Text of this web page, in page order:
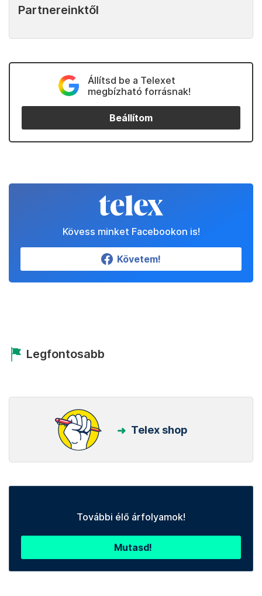
Partnereinktől
Állítsd be a Telexet
megbízható forrásnak!
Beállítom
Kövess minket Facebookon is!
Követem!
Legfontosabb
Telex shop
További élő árfolyamok!
Mutasd!